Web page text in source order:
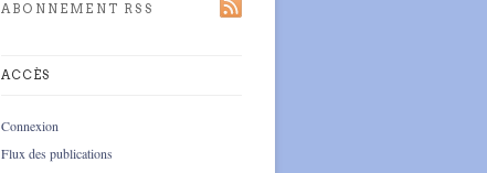
ABONNEMENT RSS
ACCÈS
Connexion
Flux des publications